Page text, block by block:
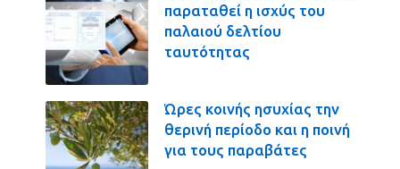
παραταθεί η ισχύς του
παλαιού δελτίου
ταυτότητας
Ώρες κοινής ησυχίας την
θερινή περίοδο και η ποινή
για τους παραβάτες